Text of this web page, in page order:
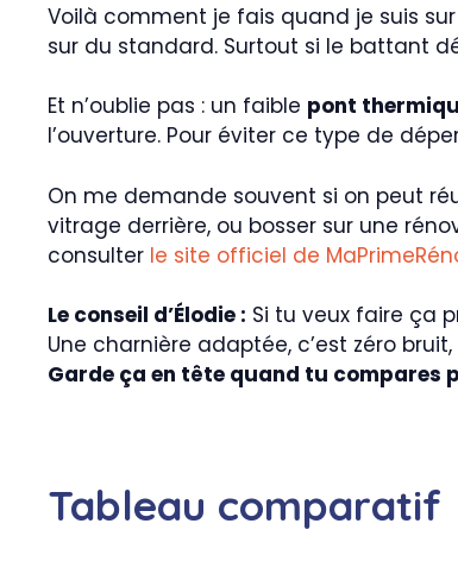
Voilà comment je fais quand je suis
sur du standard. Surtout si le battant
Et n’oublie pas : un faible pont
l’ouverture. Pour éviter ce type de
On me demande souvent si on peut
vitrage derrière, ou bosser sur une
consulter le site officiel de
Le conseil d’Élodie : Si tu veux faire ça
Une charnière adaptée, c’est zéro
Garde ça en tête quand tu compares
Tableau comparatif